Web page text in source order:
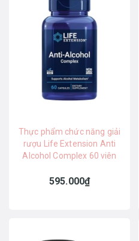
Thực phẩm chức năng giải
rượu Life Extension Anti
Alcohol Complex 60 viên
595.000₫